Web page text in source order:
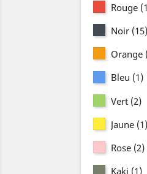
Rouge
Noir (15)
Orange
Bleu (1)
Vert (2)
Jaune (1)
Rose (2)
Kaki (1)